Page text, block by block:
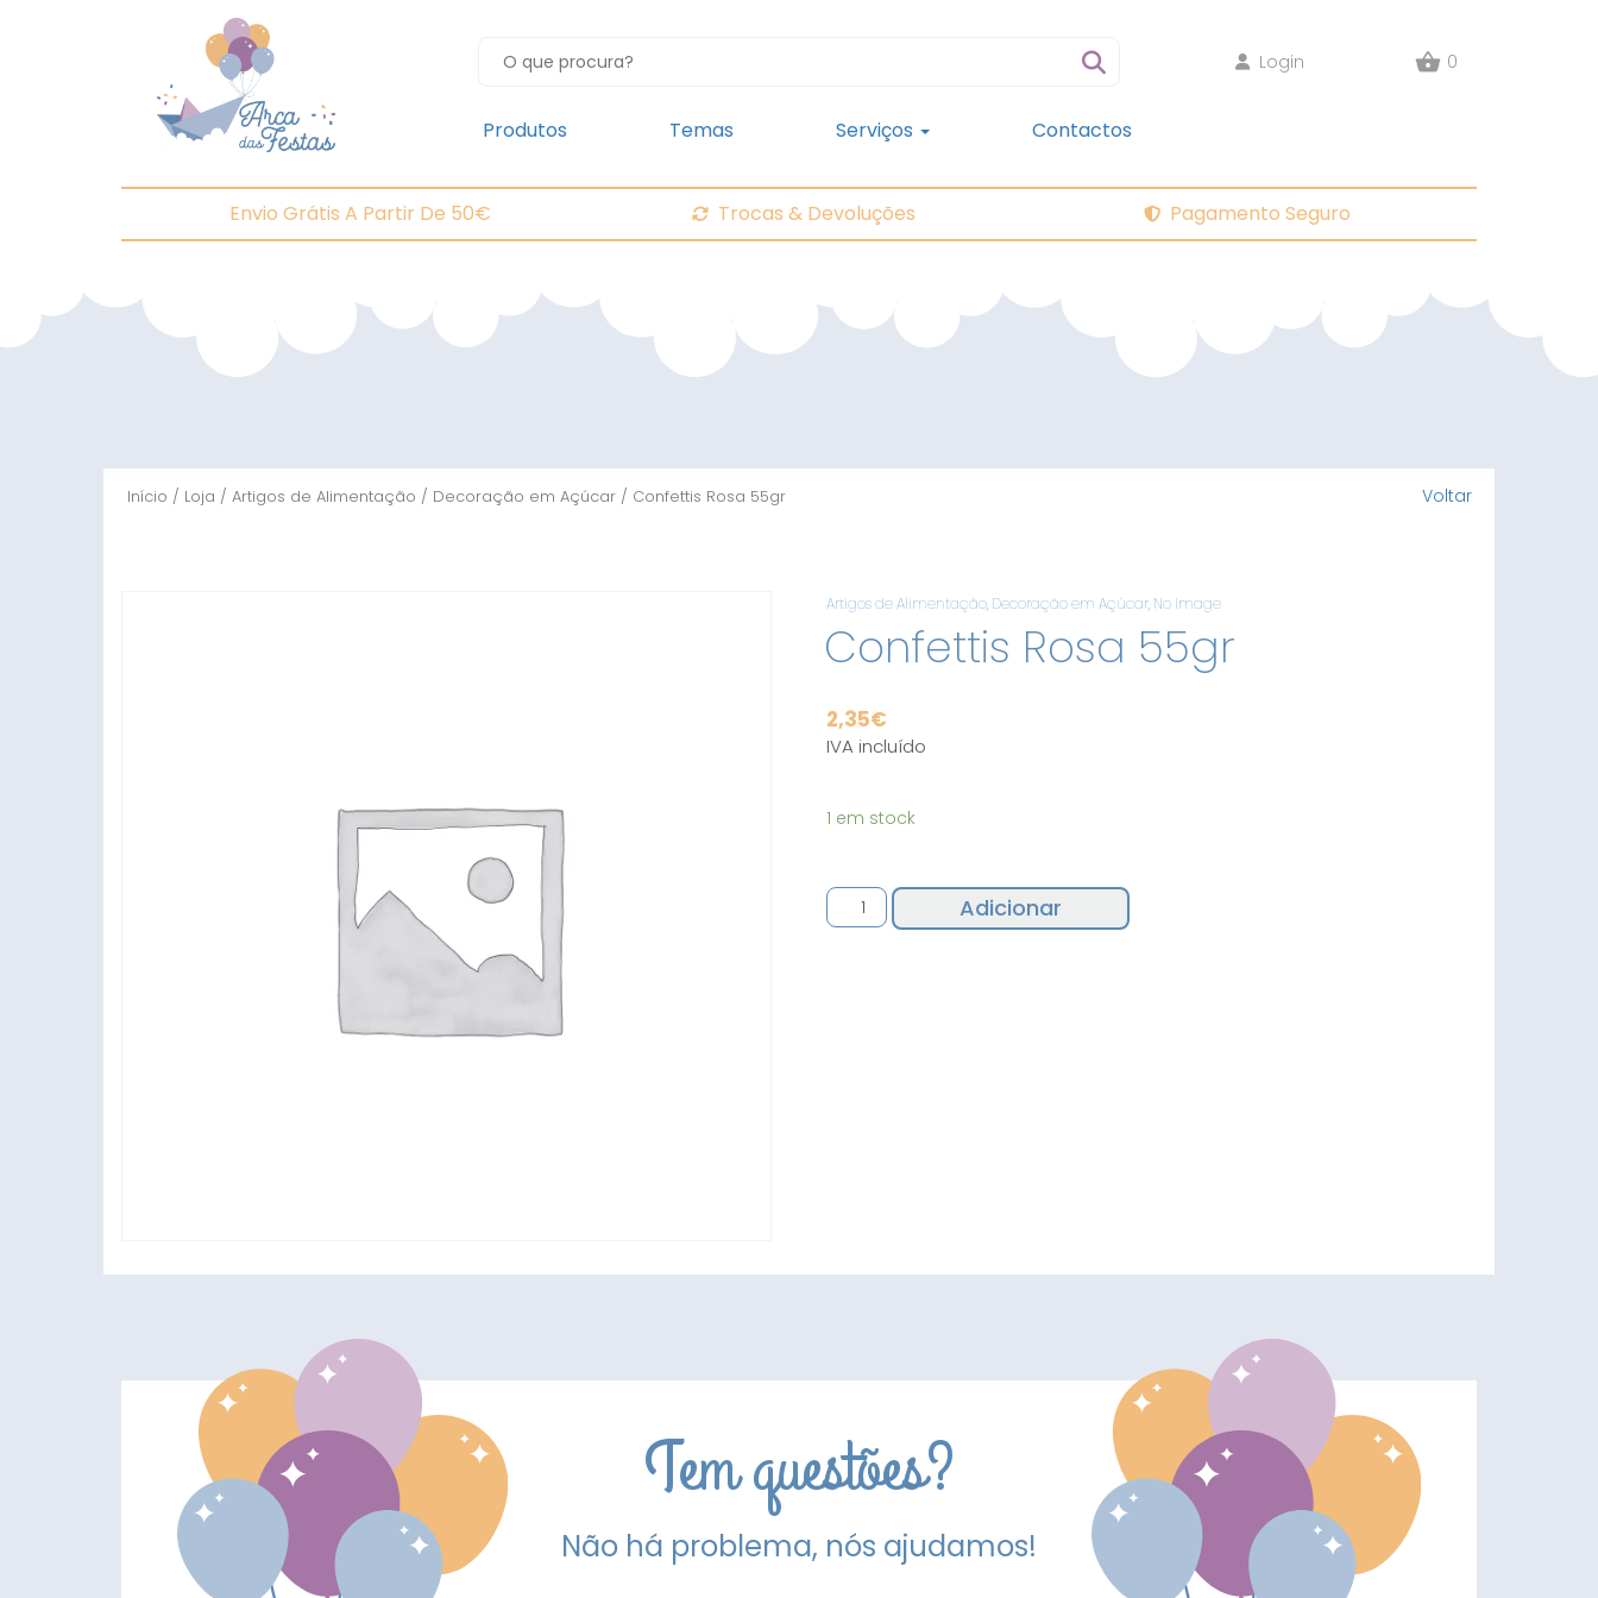
Login 0
Produtos Temas Serviços Contactos
Envio Grátis A Partir De 50€ Trocas & Devoluções Pagamento Seguro
Início / Loja / Artigos de Alimentação / Decoração em Açúcar / Confettis Rosa 55gr Voltar
Artigos de Alimentação, Decoração em Açúcar, No Image
Confettis Rosa 55gr
2,35€
IVA incluído
1 em stock
Quantidade
de
Adicionar
Tem questões?
Não há problema, nós ajudamos!